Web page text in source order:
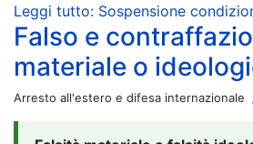
Leggi tutto: Sospensione
Falso e
materiale o
Arresto all'estero e difesa internazionale